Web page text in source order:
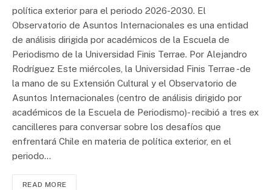
política exterior para el periodo 2026-2030. El
Observatorio de Asuntos Internacionales es una entidad
de análisis dirigida por académicos de la Escuela de
Periodismo de la Universidad Finis Terrae. Por Alejandro
Rodríguez Este miércoles, la Universidad Finis Terrae -de
la mano de su Extensión Cultural y el Observatorio de
Asuntos Internacionales (centro de análisis dirigido por
académicos de la Escuela de Periodismo)- recibió a tres ex
cancilleres para conversar sobre los desafíos que
enfrentará Chile en materia de política exterior, en el
periodo…
READ MORE